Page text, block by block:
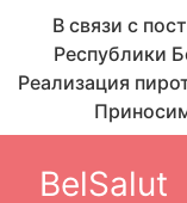
В связи с
Республики
Реализация
BelSalut